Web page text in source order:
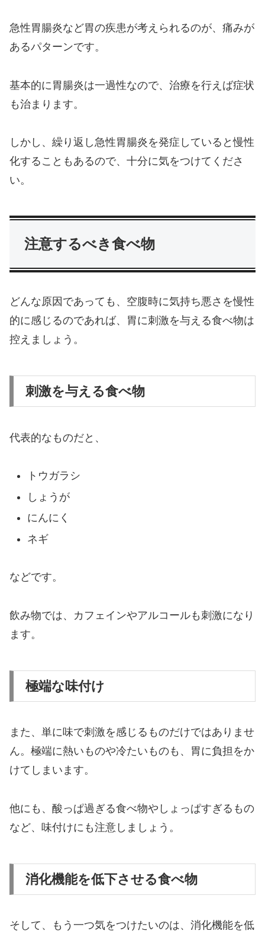
急性胃腸炎など胃の疾患が考えられるのが、痛みが
あるパターンです。
基本的に胃腸炎は一過性なので、治療を行えば症状
も治まります。
しかし、繰り返し急性胃腸炎を発症していると慢性
化することもあるので、十分に気をつけてくださ
い。
注意するべき食べ物
どんな原因であっても、空腹時に気持ち悪さを慢性
的に感じるのであれば、胃に刺激を与える食べ物は
控えましょう。
刺激を与える食べ物
代表的なものだと、
トウガラシ
しょうが
にんにく
ネギ
などです。
飲み物では、カフェインやアルコールも刺激になり
ます。
極端な味付け
また、単に味で刺激を感じるものだけではありませ
ん。極端に熱いものや冷たいものも、胃に負担をか
けてしまいます。
他にも、酸っぱ過ぎる食べ物やしょっぱすぎるもの
など、味付けにも注意しましょう。
消化機能を低下させる食べ物
そして、もう一つ気をつけたいのは、消化機能を低